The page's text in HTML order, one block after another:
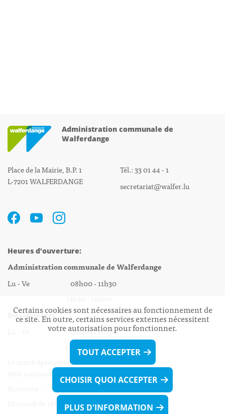
Administration communale de
Walferdange
Place de la Mairie, B.P. 1
L-7201 WALFERDANGE
Tél.: 33 01 44 - 1
secretariat@walfer.lu
Heures d’ouverture:
Administration communale de Walferdange
Lu - Ve 08h00 - 11h30
Biergercenter
Lu - Ve 08h00 - 11h30
13h30 - 16h00
Le mardi après-midi et le vendredi après-
midi uniquement sur Rdv.
Mercredi de 16h00 - 18h45 uniquement sur Rdv
Certains cookies sont nécessaires au fonctionnement de
ce site. En outre, certains services externes nécessitent
votre autorisation pour fonctionner.
TOUT ACCEPTER
CHOISIR QUOI ACCEPTER
PLUS D'INFORMATION